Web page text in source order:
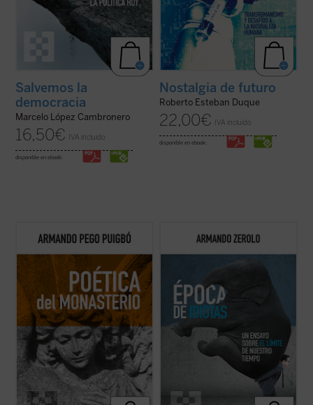
Salvemos la
democracia
Marcelo López Cambronero
16,50€ IVA incluido
disponible en ebook:
Nostalgia de futuro
Roberto Esteban Duque
22,00€ IVA incluido
disponible en ebook:
Poética del monasterioreflexiona
alrededor de los espacios fundamentales
antropológico de las tres figuras: el hogar,
la escuela y la celda, reivindicando una
pedagogía humanista fundada en la ...
(ver
«Hablar bien de nuestra época resulta
contracultural», escribe el autor al inicio de
aspectos positivos de una sociedad que,
sin duda, está empeñada en no verlos. ...
(ver ficha)